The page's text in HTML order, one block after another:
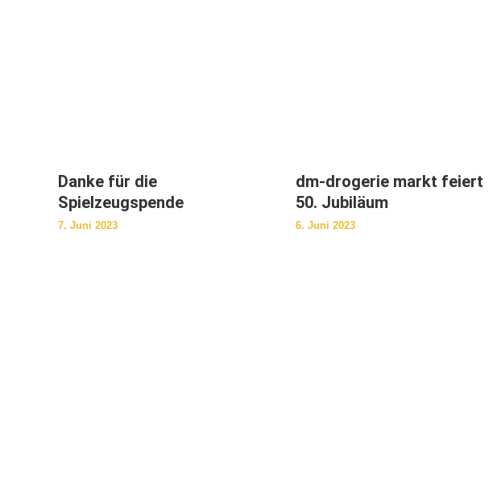
Danke für die
Spielzeugspende
7. Juni 2023
dm-drogerie markt feiert
50. Jubiläum
6. Juni 2023